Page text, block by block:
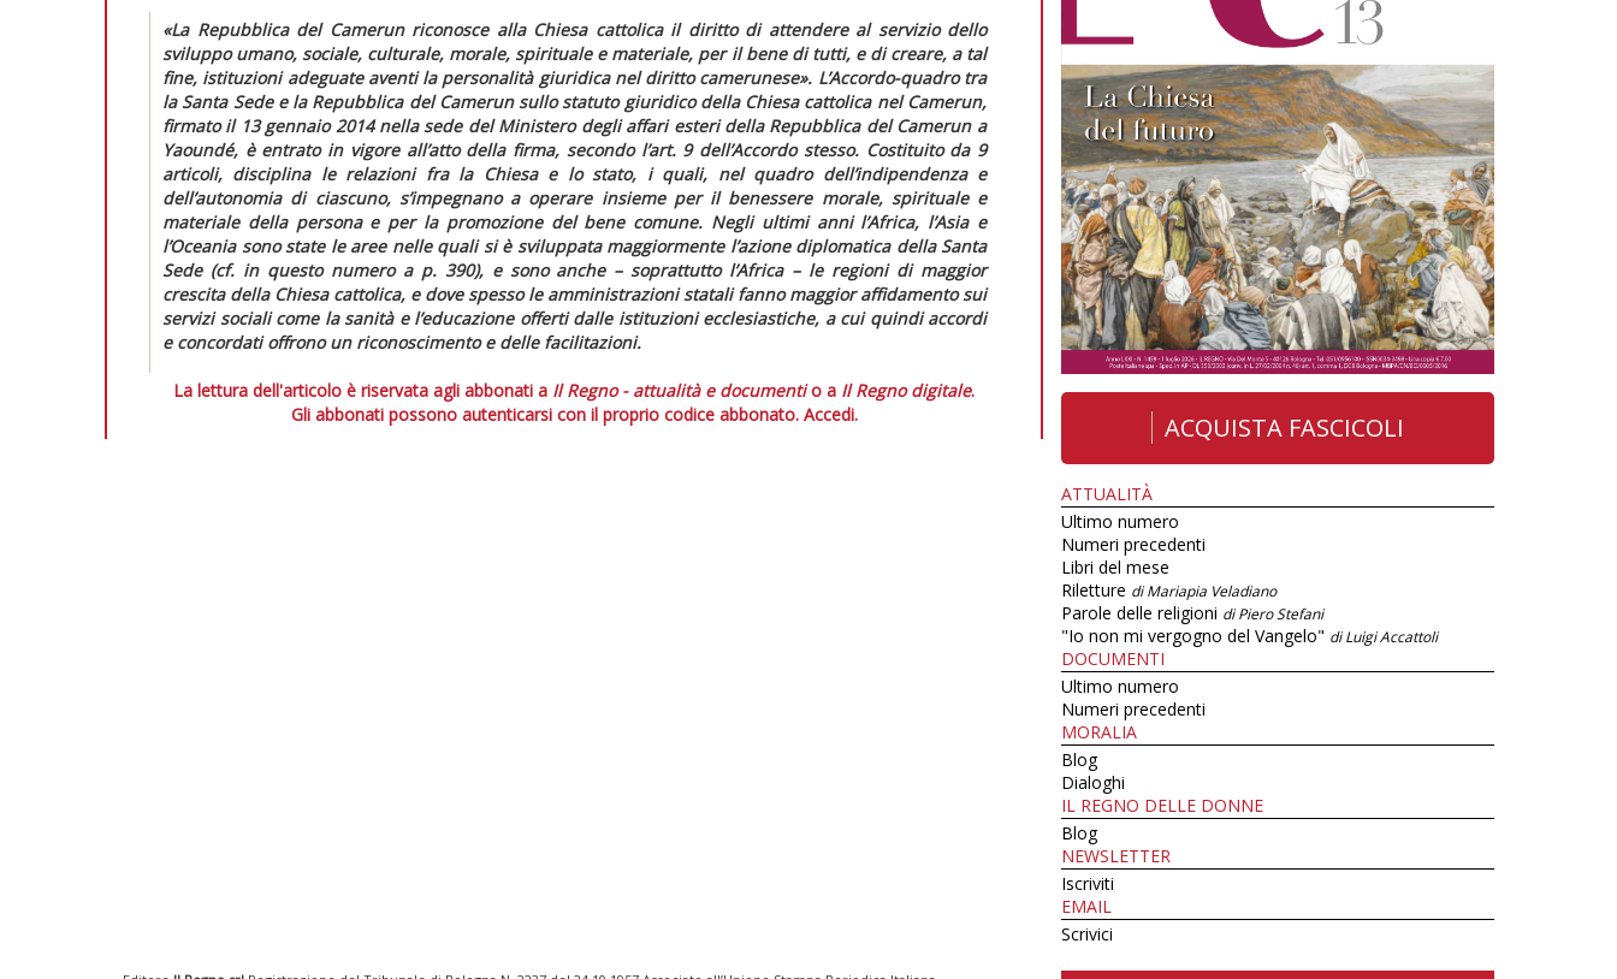
«La Repubblica del Camerun riconosce alla Chiesa cattolica il diritto di attendere al servizio dello
sviluppo umano, sociale, culturale, morale, spirituale e materiale, per il bene di tutti, e di creare, a tal
fine, istituzioni adeguate aventi la personalità giuridica nel diritto camerunese». L’Accordo-quadro tra
la Santa Sede e la Repubblica del Camerun sullo statuto giuridico della Chiesa cattolica nel Camerun,
firmato il 13 gennaio 2014 nella sede del Ministero degli affari esteri della Repubblica del Camerun a
Yaoundé, è entrato in vigore all’atto della firma, secondo l’art. 9 dell’Accordostesso. Costituito da 9
articoli, disciplina le relazioni fra la Chiesa e lo stato, i quali, nel quadro dell’indipendenza e
dell’autonomia di ciascuno, s’impegnano a operare insieme per il benessere morale, spirituale e
materiale della persona e per la promozione del bene comune. Negli ultimi anni l’Africa, l’Asia e
l’Oceania sono state le aree nelle quali si è sviluppata maggiormente l’azione diplomatica della Santa
Sede (cf. in questo numeroa p. 390), e sono anche – soprattutto l’Africa – le regioni di maggior
crescita della Chiesa cattolica, e dove spesso le amministrazioni statali fanno maggior affidamento sui
servizi sociali come la sanità e l’educazione offerti dalle istituzioni ecclesiastiche, a cui quindi accordi
e concordati offrono un riconoscimento e delle facilitazioni.
La lettura dell'articolo è riservata agli abbonati a Il Regno - attualità e documentio a Il Regno digitale.
Gli abbonati possono autenticarsi con il proprio codice abbonato. Accedi. ACQUISTA FASCICOLI
ATTUALITÀ
Ultimo numero
Numeri precedenti
Libri del mese
Riletture di Mariapia Veladiano
Parole delle religioni di Piero Stefani
"Io non mi vergogno del Vangelo" di Luigi Accattoli
DOCUMENTI
Ultimo numero
Numeri precedenti
MORALIA
Blog
Dialoghi
IL REGNO DELLE DONNE
Blog
NEWSLETTER
Iscriviti
EMAIL
Scrivici